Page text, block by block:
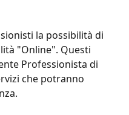
la possibilità di
"Online". Questi
Professionista di
che potranno